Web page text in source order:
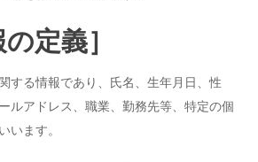
定義］
する情報であり、氏名、生年月日、性
ルアドレス、職業、勤務先等、特定の個
います。